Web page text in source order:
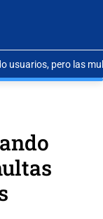
usuarios, pero las